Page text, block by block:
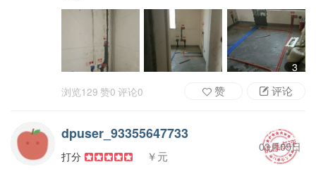
3
浏览129 赞0 评论0 评论
赞
dpuser_93355647733
打分 ￥元
03月05日